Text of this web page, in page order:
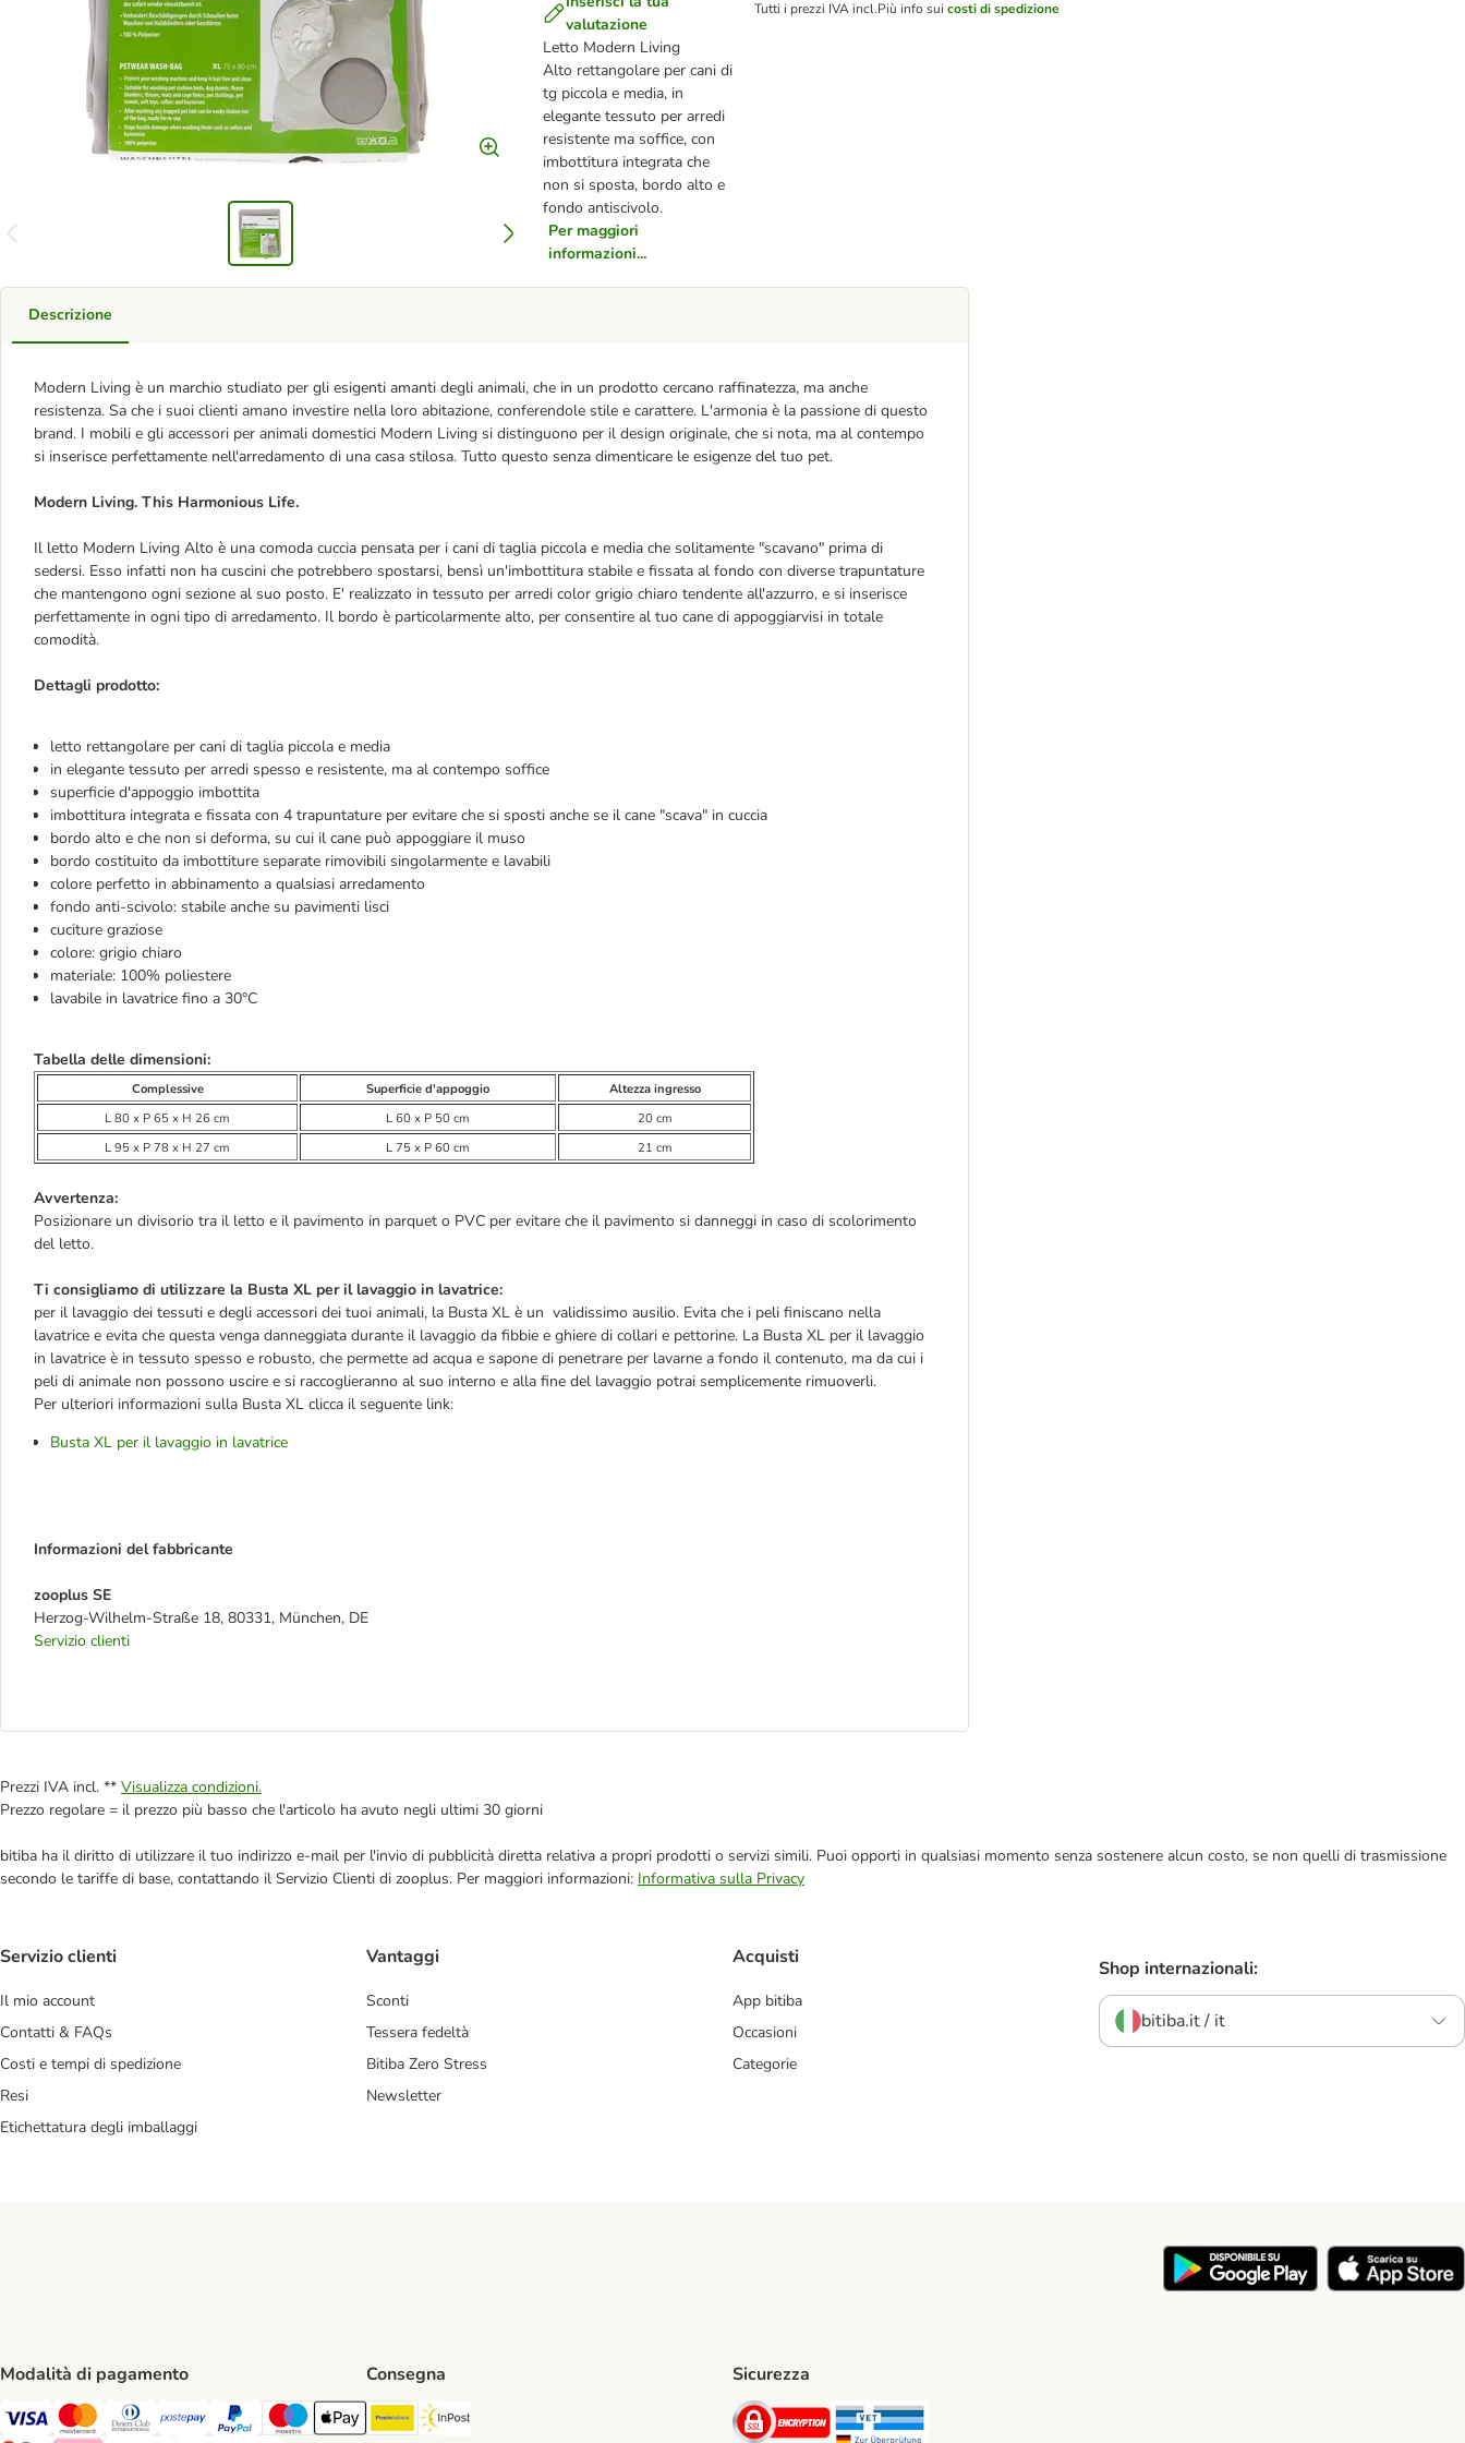
valutazione
Letto Modern Living
Alto rettangolare per cani di
tg piccola e media, in
elegante tessuto per arredi
resistente ma soffice, con
imbottitura integrata che
non si sposta, bordo alto e
fondo antiscivolo.
Per maggiori
informazioni...
Tutti i prezzi IVA incl.Più info sui costi di spedizione
Descrizione
Modern Living è un marchio studiato per gli esigenti amanti degli animali, che in un prodotto cercano raffinatezza, ma anche
resistenza. Sa che i suoi clienti amano investire nella loro abitazione, conferendole stile e carattere. L'armonia è la passione di questo
brand. I mobili e gli accessori per animali domestici Modern Living si distinguono per il design originale, che si nota, ma al contempo
si inserisce perfettamente nell'arredamento di una casa stilosa. Tutto questo senza dimenticare le esigenze del tuo pet.
Modern Living. This Harmonious Life.
Il letto Modern Living Alto è una comoda cuccia pensata per i cani di taglia piccola e media che solitamente "scavano" prima di
sedersi. Esso infatti non ha cuscini che potrebbero spostarsi, bensì un'imbottitura stabile e fissata al fondo con diverse trapuntature
che mantengono ogni sezione al suo posto. E' realizzato in tessuto per arredi color grigio chiaro tendente all'azzurro, e si inserisce
perfettamente in ogni tipo di arredamento. Il bordo è particolarmente alto, per consentire al tuo cane di appoggiarvisi in totale
comodità.
Dettagli prodotto:
letto rettangolare per cani di taglia piccola e media
in elegante tessuto per arredi spesso e resistente, ma al contempo soffice
superficie d'appoggio imbottita
imbottitura integrata e fissata con 4 trapuntature per evitare che si sposti anche se il cane "scava" in cuccia
bordo alto e che non si deforma, su cui il cane può appoggiare il muso
bordo costituito da imbottiture separate rimovibili singolarmente e lavabili
colore perfetto in abbinamento a qualsiasi arredamento
fondo anti-scivolo: stabile anche su pavimenti lisci
cuciture graziose
colore: grigio chiaro
materiale: 100% poliestere
lavabile in lavatrice fino a 30°C
Tabella delle dimensioni:
Complessive Superficie d'appoggio
Altezza ingresso
L 80 x P 65 x H 26 cm
L 60 x P 50 cm
20 cm
L 95 x P 78 x H 27 cm
L 75 x P 60 cm 21 cm
Avvertenza:
Posizionare un divisorio tra il letto e il pavimento in parquet o PVC per evitare che il pavimento si danneggi in caso di scolorimento
del letto.
Ti consigliamo di utilizzare la Busta XL per il lavaggio in lavatrice:
per il lavaggio dei tessuti e degli accessori dei tuoi animali, la Busta XL è un validissimo ausilio. Evita che i peli finiscano nella
lavatrice e evita che questa venga danneggiata durante il lavaggio da fibbie e ghiere di collari e pettorine. La Busta XL per il lavaggio
in lavatrice è in tessuto spesso e robusto, che permette ad acqua e sapone di penetrare per lavarne a fondo il contenuto, ma da cui i
peli di animale non possono uscire e si raccoglieranno al suo interno e alla fine del lavaggio potrai semplicemente rimuoverli.
Per ulteriori informazioni sulla Busta XL clicca il seguente link:
Busta XL per il lavaggio in lavatrice
Informazioni del fabbricante
zooplus SE
Herzog-Wilhelm-Straße 18, 80331, München, DE
Servizio clienti
Prezzi IVA incl. ** Visualizza condizioni.
Prezzo regolare = il prezzo più basso che l'articolo ha avuto negli ultimi 30 giorni
bitiba ha il diritto di utilizzare il tuo indirizzo e-mail per l'invio di pubblicità diretta relativa a propri prodotti o servizi simili. Puoi opporti in qualsiasi momento senza sostenere alcun costo, se non quelli di trasmissione
secondo le tariffe di base, contattando il Servizio Clienti di zooplus. Per maggiori informazioni: Informativa sulla Privacy
Servizio clienti
Il mio account
Contatti & FAQs
Costi e tempi di spedizione
Resi
Etichettatura degli imballaggi
Vantaggi
Sconti
Tessera fedeltà
Bitiba Zero Stress
Newsletter
Acquisti
App bitiba
Occasioni
Categorie
Shop internazionali:
bitiba.it / it
Modalità di pagamento
Visa. Payment Method
Mastercard. Payment Method
Diners Club. Payment Method
Postepay. Payment Method
PayPal. Payment Method
Maestro. Payment Method
Apple pay. Payment Method
Consegna
Poste Italiane. Shipping Method
Sicurezza
Security